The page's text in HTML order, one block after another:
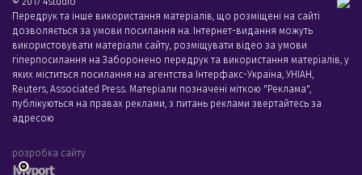
Передрук та інше використання матеріалів, що розміщені на сайті
дозволяється за умови посилання на. Інтернет-видання можуть
використовувати матеріали сайту, розміщувати відео за умови
гіперпосилання на Заборонено передрук та використання матеріалів, у
яких міститься посилання на агентства Iнтерфакс-Україна, УНIАН,
Reuters, Associated Press. Матеріали позначені міткою "Реклама",
публікуються на правах реклами, з питань реклами звертайтесь за
адресою
розробка сайту